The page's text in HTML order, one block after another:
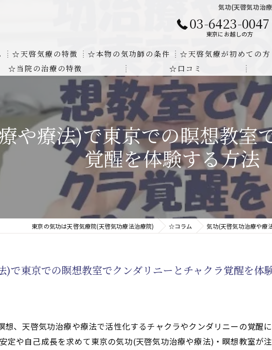
気功(天啓気功治
03-6423-0047
東京にお越しの方
☆天啓気療の特徴
お客様の質問に対する回答
天啓気療に関する書籍
本物の気功師にも優るサイ能力の凄さ
気功治療や療法と天啓気療の違い
☆本物の気功師の条件
クンダリニーの上昇でチャクラの覚醒
☆天啓気療が初めての方
☆当院の治療の特徴
筋痛症が天啓気療により奇跡的な寛解
患
治療に革命チャクラ覚醒サイ能力
患の原因と症状を解明及び緩解法
患
患
☆口コミ
や療法)で東京での瞑想教室
覚醒を体験する方法
東京の気功は天啓気療院(天啓気功療法治療院) ☆コラム 気功(天啓気功治療や療
)で東京での瞑想教室でクンダリニーとチャクラ覚醒を体
想、天啓気功治療や療法で活性化するチャクラやクンダリニーの覚醒
定や自己成長を求めて東京の気功(天啓気功治療や療法)・瞑想教室が